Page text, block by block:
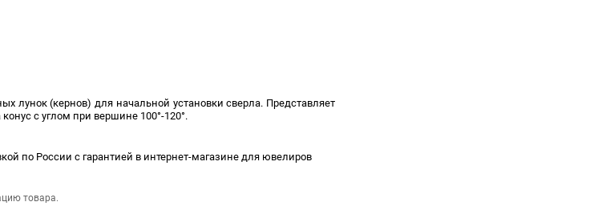
лунок (кернов) для начальной установки сверла. Представляет
с углом при вершине 100°-120°.
по России с гарантией в интернет-магазине для ювелиров
товара.